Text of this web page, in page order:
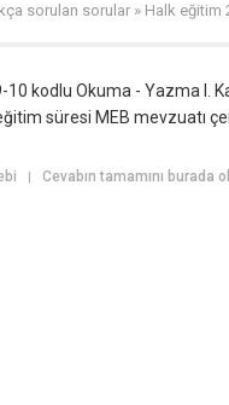
sorulan sorular » Halk eğitim
10 kodlu Okuma - Yazma I.
süresi MEB mevzuatı
| Cevabın tamamını